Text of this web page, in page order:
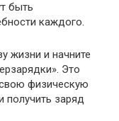
быть
каждого.
жизни и начните
Это
физическую
получить заряд